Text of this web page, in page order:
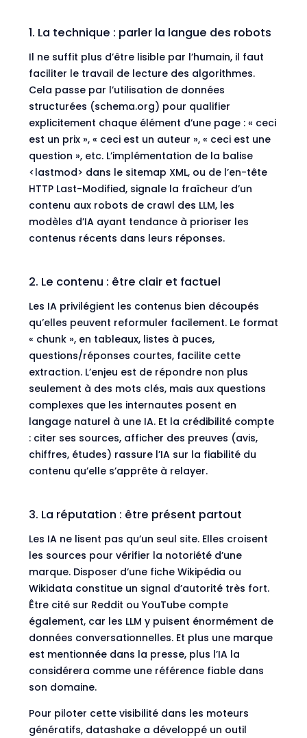
1. La technique : parler la langue des robots
Il ne suffit plus d’être lisible par l’humain, il faut
faciliter le travail de lecture des algorithmes.
Cela passe par l’utilisation de données
structurées (schema.org) pour qualifier
explicitement chaque élément d’une page : « ceci
est un prix », « ceci est un auteur », « ceci est une
question », etc. L’implémentation de la balise
<lastmod> dans le sitemap XML, ou de l’en-tête
HTTP Last-Modified, signale la fraîcheur d’un
contenu aux robots de crawl des LLM, les
modèles d’IA ayant tendance à prioriser les
contenus récents dans leurs réponses.
2. Le contenu : être clair et factuel
Les IA privilégient les contenus bien découpés
qu’elles peuvent reformuler facilement. Le format
« chunk », en tableaux, listes à puces,
questions/réponses courtes, facilite cette
extraction. L’enjeu est de répondre non plus
seulement à des mots clés, mais aux questions
complexes que les internautes posent en
langage naturel à une IA. Et la crédibilité compte
: citer ses sources, afficher des preuves (avis,
chiffres, études) rassure l’IA sur la fiabilité du
contenu qu’elle s’apprête à relayer.
3. La réputation : être présent partout
Les IA ne lisent pas qu’un seul site. Elles croisent
les sources pour vérifier la notoriété d’une
marque. Disposer d’une fiche Wikipédia ou
Wikidata constitue un signal d’autorité très fort.
Être cité sur Reddit ou YouTube compte
également, car les LLM y puisent énormément de
données conversationnelles. Et plus une marque
est mentionnée dans la presse, plus l’IA la
considérera comme une référence fiable dans
son domaine.
Pour piloter cette visibilité dans les moteurs
génératifs, datashake a développé un outil